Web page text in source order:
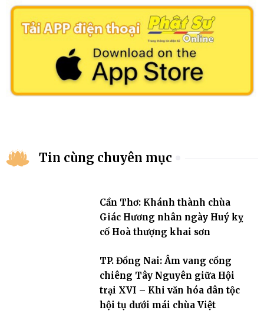
Tin cùng chuyên mục
Cần Thơ: Khánh thành chùa
Giác Hương nhân ngày Huý kỵ
cố Hoà thượng khai sơn
TP. Đồng Nai: Âm vang cồng
chiêng Tây Nguyên giữa Hội
trại XVI – Khi văn hóa dân tộc
hội tụ dưới mái chùa Việt